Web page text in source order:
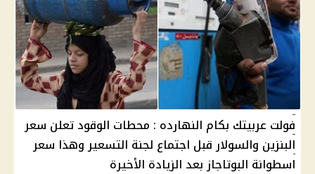
فولت عربيتك بكام النهارده : محطات الوقود تعلن سعر
البنزين والسولار قبل اجتماع لجنة التسعير وهذا سعر
اسطوانة البوتاجاز بعد الزيادة الأخيرة